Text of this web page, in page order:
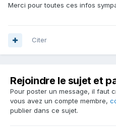
Merci pour toutes ces infos
Citer
Rejoindre le sujet et
Pour poster un message, il faut
vous avez un compte membre,
publier dans ce sujet.